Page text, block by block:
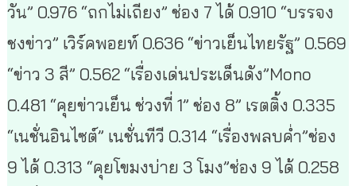
วัน” 0.976 “ถกไม่เถียง” ช่อง 7 ได้ 0.910 “บรรจง
ชงข่าว” เวิร์คพอยท์ 0.636 “ข่าวเย็นไทยรัฐ” 0.569
“ข่าว 3 สี” 0.562 “เรื่องเด่นประเด็นดัง”Mono
0.481 “คุยข่าวเย็น ช่วงที่ 1” ช่อง 8” เรตติ้ง 0.335
“เนชั่นอินไซต์” เนชั่นทีวี 0.314 “เรื่องพลบค่ำ”ช่อง
9 ได้ 0.313 “คุยโขมงบ่าย 3 โมง”ช่อง 9 ได้ 0.258